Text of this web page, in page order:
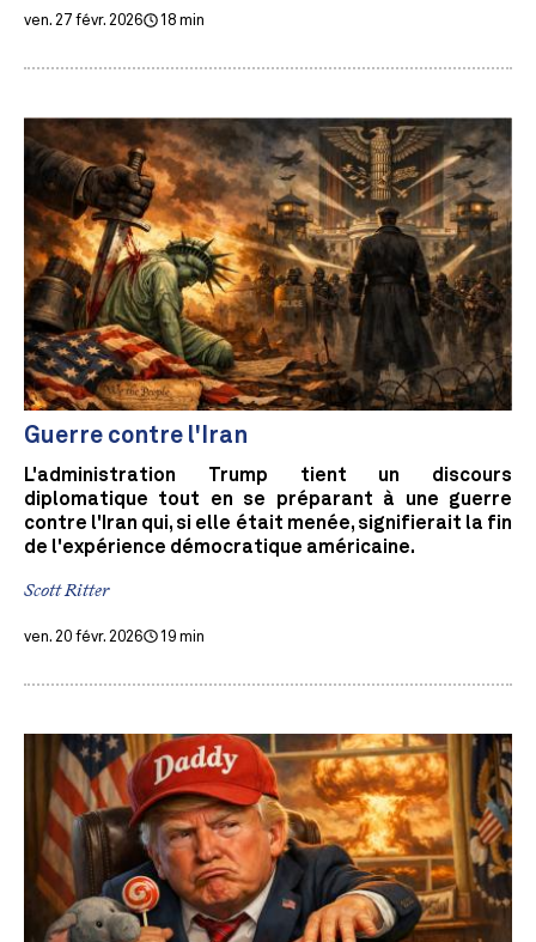
ven. 27 févr. 2026 18 min
Guerre contre l'Iran
L'administration Trump tient un discours
diplomatique tout en se préparant à une guerre
contre l'Iran qui, si elle était menée, signifierait la fin
de l'expérience démocratique américaine.
Scott Ritter
ven. 20 févr. 2026 19 min